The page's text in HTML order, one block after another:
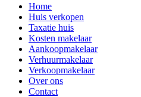
Home
Huis verkopen
Taxatie huis
Kosten makelaar
Aankoopmakelaar
Verhuurmakelaar
Verkoopmakelaar
Over ons
Contact